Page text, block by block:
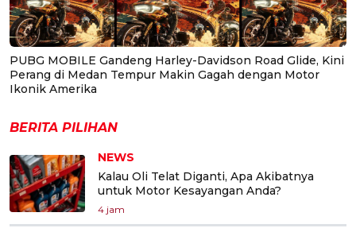
PUBG MOBILE Gandeng Harley-Davidson Road Glide, Kini
Perang di Medan Tempur Makin Gagah dengan Motor
Ikonik Amerika
BERITA PILIHAN
NEWS
Kalau Oli Telat Diganti, Apa Akibatnya
untuk Motor Kesayangan Anda?
4 jam